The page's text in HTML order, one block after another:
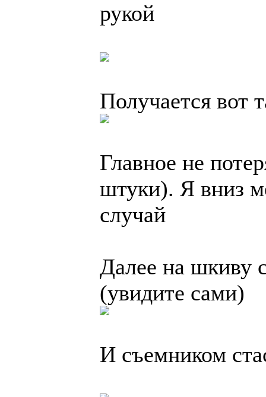
рукой
Получается вот
Главное не
штуки). Я вниз
случай
Далее на шкиву
(увидите сами)
И съемником